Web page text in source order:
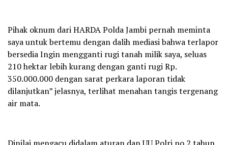
Pihak oknum dari HARDA Polda Jambi pernah meminta
saya untuk bertemu dengan dalih mediasi bahwa terlapor
bersedia Ingin mengganti rugi tanah milik saya, seluas
210 hektar lebih kurang dengan ganti rugi Rp.
350.000.000 dengan sarat perkara laporan tidak
dilanjutkan” jelasnya, terlihat menahan tangis tergenang
air mata.